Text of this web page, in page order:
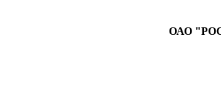
ОАО